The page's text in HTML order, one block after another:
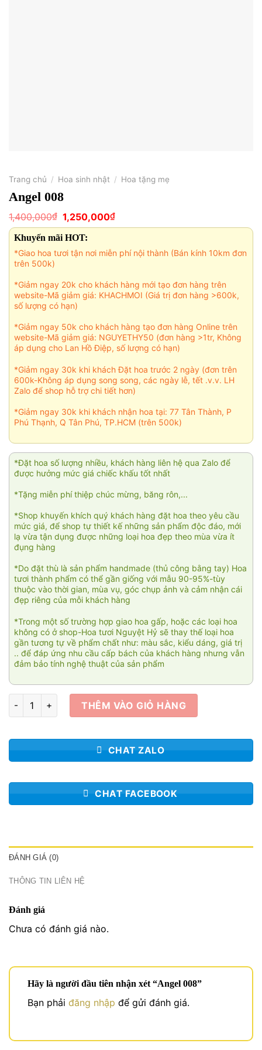
Trang chủ / Hoa sinh nhật / Hoa tặng mẹ
Angel 008
1,400,000₫ Giá
gốc
là:
1,400,000₫.
1,250,000₫Giá
hiện
1,250,000₫.
Khuyến mãi HOT:
*Giao hoa tươi tận nơi miễn phí nội thành (Bán kính 10km đơn
trên 500k)
*Giảm ngay 20k cho khách hàng mới tạo đơn hàng trên
website-Mã giảm giá: KHACHMOI (Giá trị đơn hàng >600k,
số lượng có hạn)
*Giảm ngay 50k cho khách hàng tạo đơn hàng Online trên
website-Mã giảm giá: NGUYETHY50 (đơn hàng >1tr, Không
áp dụng cho Lan Hồ Điệp, số lượng có hạn)
*Giảm ngay 30k khi khách Đặt hoa trước 2 ngày (đơn trên
600k-Không áp dụng song song, các ngày lễ, tết .v.v. LH
Zalo để shop hỗ trợ chi tiết hơn)
*Giảm ngay 30k khi khách nhận hoa tại: 77 Tân Thành, P
Phú Thạnh, Q Tân Phú, TP.HCM (trên 500k)
*Đặt hoa số lượng nhiều, khách hàng liên hệ qua Zalo để
được hưởng mức giá chiếc khấu tốt nhất
*Tặng miễn phí thiệp chúc mừng, băng rôn,...
*Shop khuyến khích quý khách hàng đặt hoa theo yêu cầu
mức giá, để shop tự thiết kế những sản phẩm độc đáo, mới
lạ vừa tận dụng được những loại hoa đẹp theo mùa vừa ít
đụng hàng
*Do đặt thù là sản phẩm handmade (thủ công bằng tay) Hoa
tươi thành phẩm có thể gần giống với mẫu 90-95%-tùy
thuộc vào thời gian, mùa vụ, góc chụp ảnh và cảm nhận cái
đẹp riêng của mỗi khách hàng
*Trong một số trường hợp giao hoa gấp, hoặc các loại hoa
không có ở shop-Hoa tươi Nguyệt Hỷ sẽ thay thế loại hoa
gần tương tự về phẩm chất như: màu sắc, kiểu dáng, giá trị
.. để đáp ứng nhu cầu cấp bách của khách hàng nhưng vẫn
đảm bảo tính nghệ thuật của sản phẩm
Angel 008 số lượngTHÊM VÀO GIỎ HÀNG
CHAT ZALO
CHAT FACEBOOK
ĐÁNH GIÁ (0)
THÔNG TIN LIÊN HỆ
Đánh giá
Chưa có đánh giá nào.
Hãy là người đầu tiên nhận xét “Angel 008”
Bạn phải đăng nhập để gửi đánh giá.